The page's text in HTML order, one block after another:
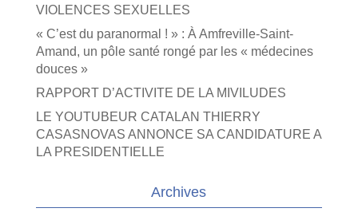
VIOLENCES SEXUELLES
« C’est du paranormal ! » : À Amfreville-Saint-
Amand, un pôle santé rongé par les « médecines
douces »
RAPPORT D’ACTIVITE DE LA MIVILUDES
LE YOUTUBEUR CATALAN THIERRY
CASASNOVAS ANNONCE SA CANDIDATURE A
LA PRESIDENTIELLE
Archives